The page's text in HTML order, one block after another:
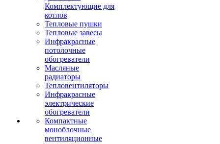
Комплектующие для
котлов
Тепловые пушки
Тепловые завесы
Инфракрасные
потолочные
обогреватели
Масляные
радиаторы
Тепловентиляторы
Инфракрасные
электрические
обогреватели
Компактные
моноблочные
вентиляционные